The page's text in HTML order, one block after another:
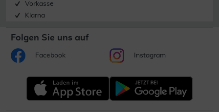
Vorkasse
Klarna
Folgen Sie uns auf
Facebook Instagram